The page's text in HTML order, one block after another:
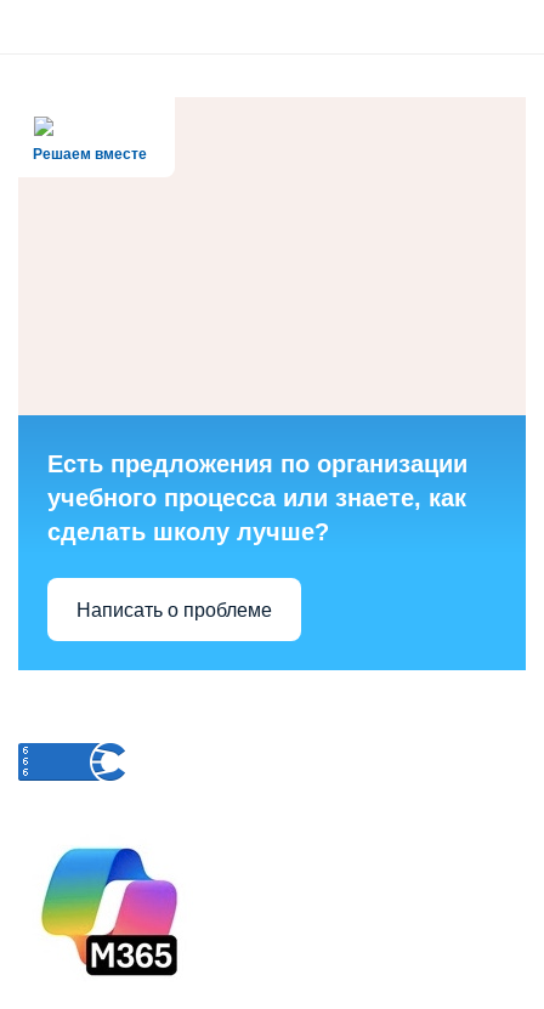
Решаем вместе
Есть предложения по организации
учебного процесса или знаете, как
сделать школу лучше?
Написать о проблеме